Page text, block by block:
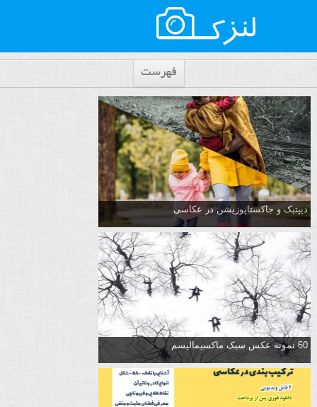
فهرست
دیپتیک و جاکستا‌پوزیشن در عکاسی
60 نمونه عکس سبک ماکسیمالیسم